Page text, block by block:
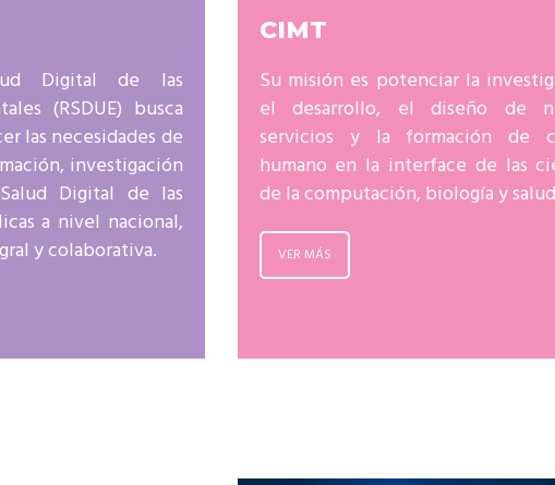
Digital de las
(RSDUE) busca
las necesidades de
investigación
Digital de las
a nivel nacional,
y colaborativa.
CIMT
Su misión es potenciar la
el desarrollo, el diseño de
servicios y la formación de
humano en la interface de las
de la computación, biología y
VER MÁS